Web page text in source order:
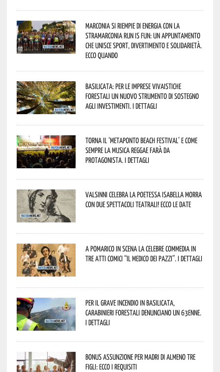
Marconia si riempie di energia con la
StraMarconia Run is Fun: un appuntamento
che unisce sport, divertimento e solidarietà.
Ecco quando
Basilicata: per le imprese vivaistiche
forestali un nuovo strumento di sostegno
agli investimenti. I dettagli
Torna il ‘Metaponto beach festival’ e come
sempre la musica reggae farà da
protagonista. I dettagli
Valsinni celebra la poetessa Isabella Morra
con due spettacoli teatrali! Ecco le date
A Pomarico in scena la celebre commedia in
tre atti comici “Il medico dei pazzi”. I dettagli
Per il grave incendio in Basilicata,
Carabinieri forestali denunciano un 63enne.
I dettagli
Bonus assunzione per madri di almeno tre
figli: ecco i requisiti